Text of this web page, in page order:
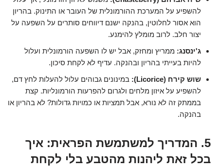
להשפיע על המערכת ההורמונלית של העובר או התינוק. בהריון
הוא אסור לחלוטין, בהנקה ישנם דיווחים סותרים על השפעה על
יצור חלב. לרוב מומלץ להימנע.
ג'ינסנג: ממריץ ומחזק, אבל יש לו השפעה הורמונלית ועלול
להיות בעייתי בהריון ובהנקה. עדיף לא לקחת סיכון.
שוש קירח (Licorice):
במינונים גבוהים עלול להעלות לחץ דם,
להשפיע על איזון מלחים ולגרום להפרעות הורמונליות. קצת
בממתק זה לא נורא, אבל תמציות או כמויות גדולות? לא בהריון או
בהנקה.
5. המדריך למשתמשת הפראית: איך
בכל זאת ליהנות מהטבע בלי לקחת